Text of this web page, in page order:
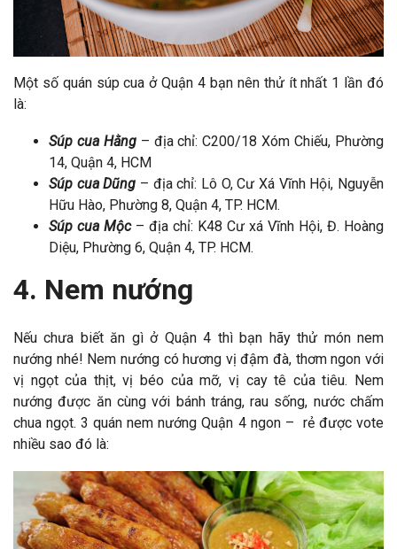
Một số quán súp cua ở Quận 4 bạn nên thử ít nhất 1 lần đó
là:
Súp cua Hằng– địa chỉ: C200/18 Xóm Chiếu, Phường
14, Quận 4, HCM
Súp cua Dũng – địa chỉ: Lô O, Cư Xá Vĩnh Hội, Nguyễn
Hữu Hào, Phường 8, Quận 4, TP. HCM.
Súp cua Mộc– địa chỉ: K48 Cư xá Vĩnh Hội, Đ. Hoàng
Diệu, Phường 6, Quận 4, TP. HCM.
4. Nem nướng
Nếu chưa biết ăn gì ở Quận 4 thì bạn hãy thử món nem
nướng nhé! Nem nướng có hương vị đậm đà, thơm ngon với
vị ngọt của thịt, vị béo của mỡ, vị cay tê của tiêu. Nem
nướng được ăn cùng với bánh tráng, rau sống, nước chấm
chua ngọt. 3 quán nem nướng Quận 4 ngon – rẻ được vote
nhiều sao đó là: